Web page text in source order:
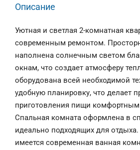
Описание
Уютная и светлая 2-комнатная
современным ремонтом.
наполнена солнечным светом
окнам, что создает атмосферу
оборудована всей необходимой
удобную планировку, что делает
приготовления пищи
Спальная комната оформлена в
идеально подходящих для отдыха.
имеется современная ванная